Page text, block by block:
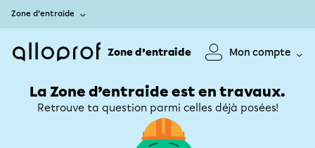
Zone d’entraide
Zone d’entraide Mon compte
La Zone d’entraide est en travaux.
Retrouve ta question parmi celles déjà posées!